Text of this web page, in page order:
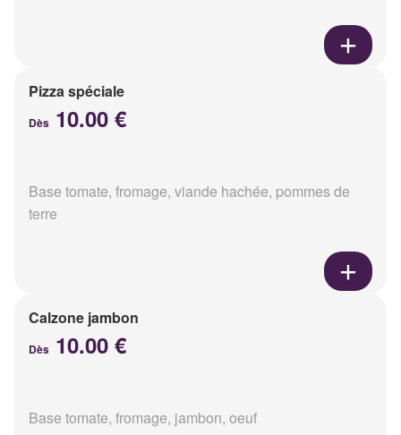
Pizza spéciale
Dès 10.00 €
Base tomate, fromage, viande hachée, pommes de
terre
Calzone jambon
Dès 10.00 €
Base tomate, fromage, jambon, oeuf